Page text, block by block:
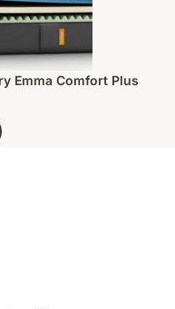
Emma Comfort Plus